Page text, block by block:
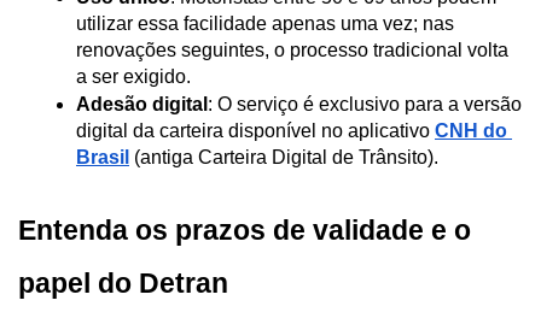
utilizar essa facilidade apenas uma vez; nas
renovações seguintes, o processo tradicional volta
a ser exigido.
Adesão digital : O serviço é exclusivo para a versão
digital da carteira disponível no aplicativo CNH do
Brasil (antiga Carteira Digital de Trânsito).
Entenda os prazos de validade e o
papel do Detran